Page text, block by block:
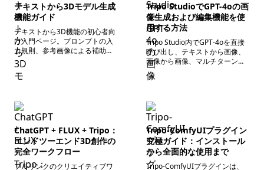
テキストから3Dモデル生成
機能ガイド
テキストから3D機能の初心者向
け入門ページ。プロンプトの入
力規則、参考画像による補助生
成、モデルの基礎最適化、ファ
イル書き出しの4つの基本プロセ
スを解説。初心者向けのプロン
Tripo StudioでGPT-4oの画
像生成および編集機能を使
用する方法
Tripo Studio内でGPT-4oを直接
呼び出し、テキストから画像、
画像から画像、マルチターンの
対話型編集を完了できます。生
成結果は、複雑なパラメータな
リックで繋げることが可能で
す。
ChatGPT + FLUX + Tripo：
エンドツーエンド3D創作の
完全ワークフロー
フルリンクのクリエイティブワ
Tripo-ComfyUIプラグイン
究極ガイド：インストール
から全面的な使用まで
Tripo-ComfyUIプラグインは、